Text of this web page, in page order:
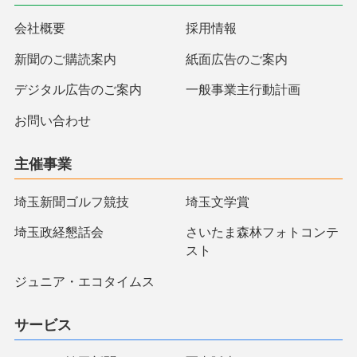
会社概要 採用情報
新聞のご購読案内 紙面広告のご案内
デジタル広告のご案内 一般事業主行動計画
お問い合わせ
主催事業
埼玉新聞ゴルフ競技 埼玉文学賞
埼玉政経懇話会
さいたま森林フォトコンテ
スト
ジュニア・エコタイムス
サービス